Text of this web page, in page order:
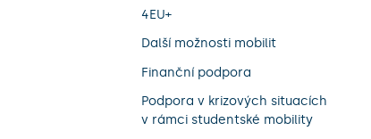
4EU+
Další možnosti mobilit
Finanční podpora
Podpora v krizových situacích
v rámci studentské mobility